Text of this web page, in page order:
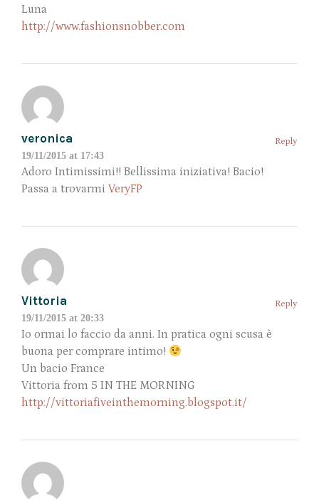
Luna
http://www.fashionsnobber.com
veronica
19/11/2015 at 17:43
Reply
Adoro Intimissimi!! Bellissima iniziativa! Bacio!
Passa a trovarmi VeryFP
Vittoria
19/11/2015 at 20:33
Reply
Io ormai lo faccio da anni. In pratica ogni scusa è
buona per comprare intimo!
Un bacio France
Vittoria from 5 IN THE MORNING
http://vittoriafiveinthemorning.blogspot.it/